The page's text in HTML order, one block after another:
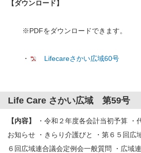
【ダウンロード】
※PDFをダウンロードできます。
・ Lifecareさかい広域60号
Life Care さかい広域 第59号
【内容】
・令和２年度各会計当初予算 ・
お知らせ ・きらり介護びと ・第６５回広
６回広域連合議会定例会一般質問 ・広域